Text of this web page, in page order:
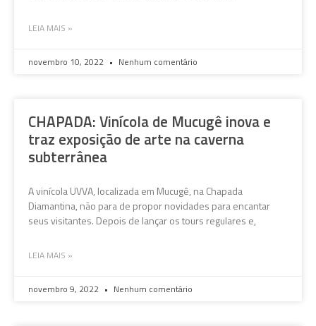
LEIA MAIS »
novembro 10, 2022 Nenhum comentário
CHAPADA: Vinícola de Mucugê inova e
traz exposição de arte na caverna
subterrânea
A vinícola UVVA, localizada em Mucugê, na Chapada
Diamantina, não para de propor novidades para encantar
seus visitantes. Depois de lançar os tours regulares e,
LEIA MAIS »
novembro 9, 2022 Nenhum comentário